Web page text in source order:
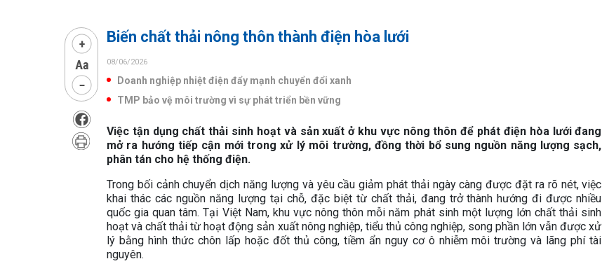
Biến chất thải nông thôn thành điện hòa lưới
08/06/2026
Doanh nghiệp nhiệt điện đẩy mạnh chuyển đổi xanh
TMP bảo vệ môi trường vì sự phát triển bền vững
Việc tận dụng chất thải sinh hoạt và sản xuất ở khu vực nông thôn để phát điện hòa lưới đang
mở ra hướng tiếp cận mới trong xử lý môi trường, đồng thời bổ sung nguồn năng lượng sạch,
phân tán cho hệ thống điện.
Trong bối cảnh chuyển dịch năng lượng và yêu cầu giảm phát thải ngày càng được đặt ra rõ nét, việc
khai thác các nguồn năng lượng tại chỗ, đặc biệt từ chất thải, đang trở thành hướng đi được nhiều
quốc gia quan tâm. Tại Việt Nam, khu vực nông thôn mỗi năm phát sinh một lượng lớn chất thải sinh
hoạt và chất thải từ hoạt động sản xuất nông nghiệp, tiểu thủ công nghiệp, song phần lớn vẫn được xử
lý bằng hình thức chôn lấp hoặc đốt thủ công, tiềm ẩn nguy cơ ô nhiễm môi trường và lãng phí tài
nguyên.